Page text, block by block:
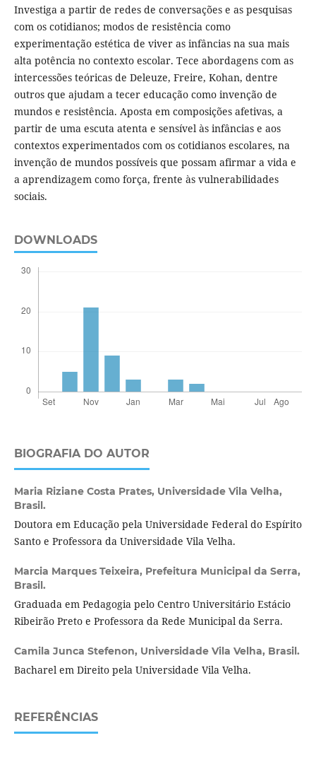
Investiga a partir de redes de conversações e as pesquisas
com os cotidianos; modos de resistência como
experimentação estética de viver as infâncias na sua mais
alta potência no contexto escolar. Tece abordagens com as
intercessões teóricas de Deleuze, Freire, Kohan, dentre
outros que ajudam a tecer educação como invenção de
mundos e resistência. Aposta em composições afetivas, a
partir de uma escuta atenta e sensível às infâncias e aos
contextos experimentados com os cotidianos escolares, na
invenção de mundos possíveis que possam afirmar a vida e
a aprendizagem como força, frente às vulnerabilidades
sociais.
DOWNLOADS
BIOGRAFIA DO AUTOR
Maria Riziane Costa Prates, Universidade Vila Velha,
Brasil.
Doutora em Educação pela Universidade Federal do Espírito
Santo e Professora da Universidade Vila Velha.
Marcia Marques Teixeira, Prefeitura Municipal da Serra,
Brasil.
Graduada em Pedagogia pelo Centro Universitário Estácio
Ribeirão Preto e Professora da Rede Municipal da Serra.
Camila Junca Stefenon, Universidade Vila Velha, Brasil.
Bacharel em Direito pela Universidade Vila Velha.
REFERÊNCIAS